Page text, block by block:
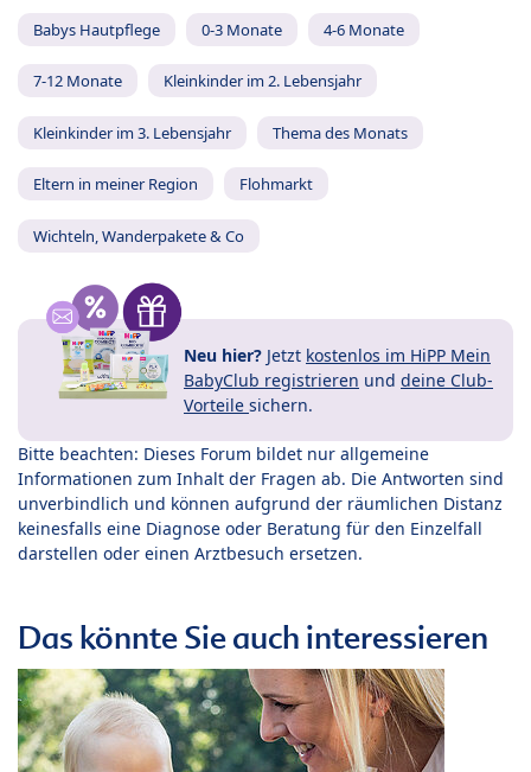
Babys Hautpflege 0-3 Monate 4-6 Monate
7-12 Monate Kleinkinder im 2. Lebensjahr
Kleinkinder im 3. Lebensjahr Thema des Monats
Eltern in meiner Region Flohmarkt
Wichteln, Wanderpakete & Co
Neu hier? Jetzt kostenlos im HiPP Mein
BabyClub registrieren und deine Club-
Vorteile sichern.
Bitte beachten: Dieses Forum bildet nur allgemeine
Informationen zum Inhalt der Fragen ab. Die Antworten sind
unverbindlich und können aufgrund der räumlichen Distanz
keinesfalls eine Diagnose oder Beratung für den Einzelfall
darstellen oder einen Arztbesuch ersetzen.
Das könnte Sie auch interessieren